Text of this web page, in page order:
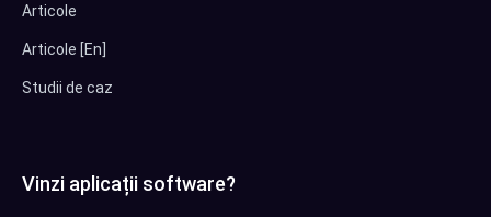
Articole
Articole [En]
Studii de caz
Vinzi aplicații software?